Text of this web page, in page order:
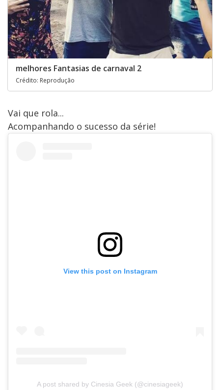
melhores Fantasias de carnaval 2
Crédito: Reprodução
Vai que rola...
Acompanhando o sucesso da série!
View this post on Instagram
A post shared by Cinesia Geek (@cinesiageek)